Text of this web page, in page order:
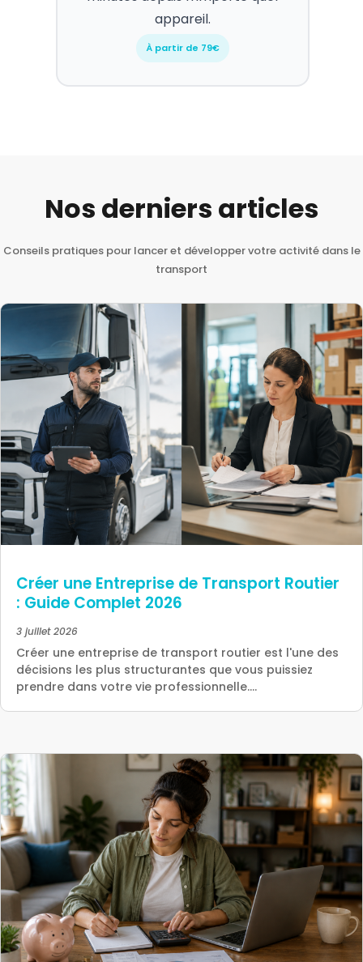
appareil.
À partir de 79€
Nos derniers articles
Conseils pratiques pour lancer et développer votre activité dans le
transport
Créer une Entreprise de Transport Routier
: Guide Complet 2026
3 juillet 2026
Créer une entreprise de transport routier est l'une des
décisions les plus structurantes que vous puissiez
prendre dans votre vie professionnelle....